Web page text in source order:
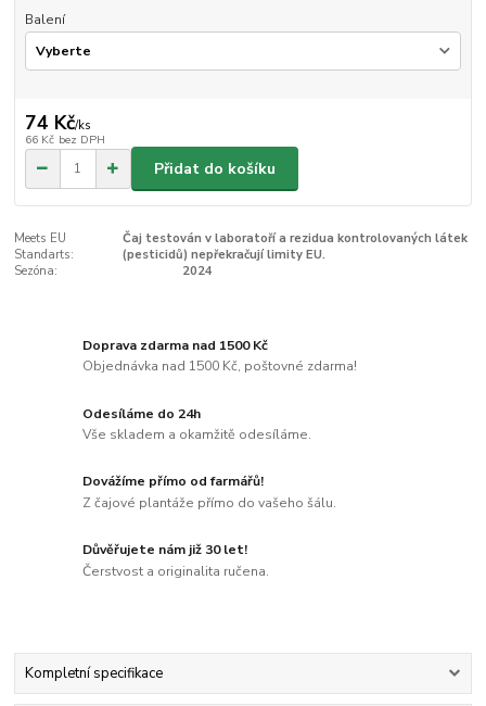
Balení
74 Kč/ks
66 Kč bez DPH
Přidat do košíku
Meets EU
Standarts:
Čaj testován v laboratoří a rezidua kontrolovaných látek
(pesticidů) nepřekračují limity EU.
Sezóna:
2024
Doprava zdarma nad 1500 Kč
Objednávka nad 1500 Kč, poštovné zdarma!
Odesíláme do 24h
Vše skladem a okamžitě odesíláme.
Dovážíme přímo od farmářů!
Z čajové plantáže přímo do vašeho šálu.
Důvěřujete nám již 30 let!
Čerstvost a originalita ručena.
Kompletní specifikace